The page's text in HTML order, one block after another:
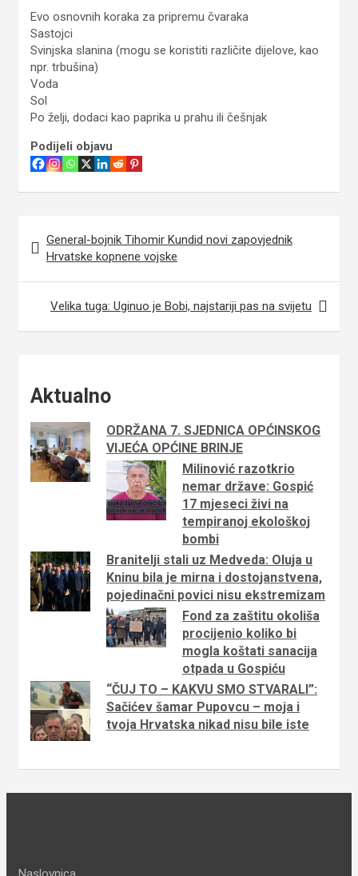
Evo osnovnih koraka za pripremu čvaraka
Sastojci
Svinjska slanina (mogu se koristiti različite dijelove, kao
npr. trbušina)
Voda
Sol
Po želji, dodaci kao paprika u prahu ili češnjak
Podijeli objavu
N
General-bojnik Tihomir Kundid novi zapovjednik
Hrvatske kopnene vojske
Velika tuga: Uginuo je Bobi, najstariji pas na svijetu
Aktualno
ODRŽANA 7. SJEDNICA OPĆINSKOG
VIJEĆA OPĆINE BRINJE
Milinović razotkrio
nemar države: Gospić
17 mjeseci živi na
tempiranoj ekološkoj
bombi
Branitelji stali uz Medveda: Oluja u
Kninu bila je mirna i dostojanstvena,
pojedinačni povici nisu ekstremizam
Fond za zaštitu okoliša
procijenio koliko bi
mogla koštati sanacija
otpada u Gospiću
“ČUJ TO – KAKVU SMO STVARALI”:
Sačićev šamar Pupovcu – moja i
tvoja Hrvatska nikad nisu bile iste